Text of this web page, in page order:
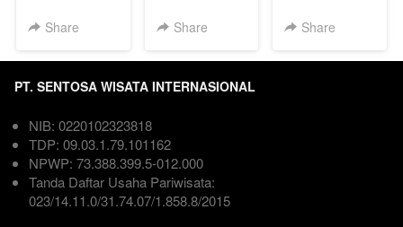
Universal
Disneyland &
Share
| Direct Flight
Share
Kyrgyzstan 9
Share
PT. SENTOSA WISATA INTERNASIONAL
NIB: 0220102323818
TDP: 09.03.1.79.101162
NPWP: 73.388.399.5-012.000
Tanda Daftar Usaha Pariwisata:
023/14.11.0/31.74.07/1.858.8/2015